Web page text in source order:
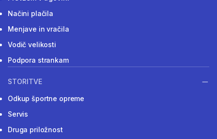
Načini plačila
Menjave in vračila
Vodič velikosti
Podpora strankam
STORITVE
Odkup športne opreme
Servis
Druga priložnost